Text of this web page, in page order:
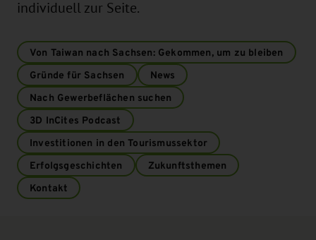
individuell zur Seite.
Von Taiwan nach Sachsen: Gekommen, um zu bleiben
Gründe für Sachsen
News
Nach Gewerbeflächen suchen
3D InCites Podcast
Investitionen in den Tourismussektor
Erfolgsgeschichten
Zukunftsthemen
Kontakt